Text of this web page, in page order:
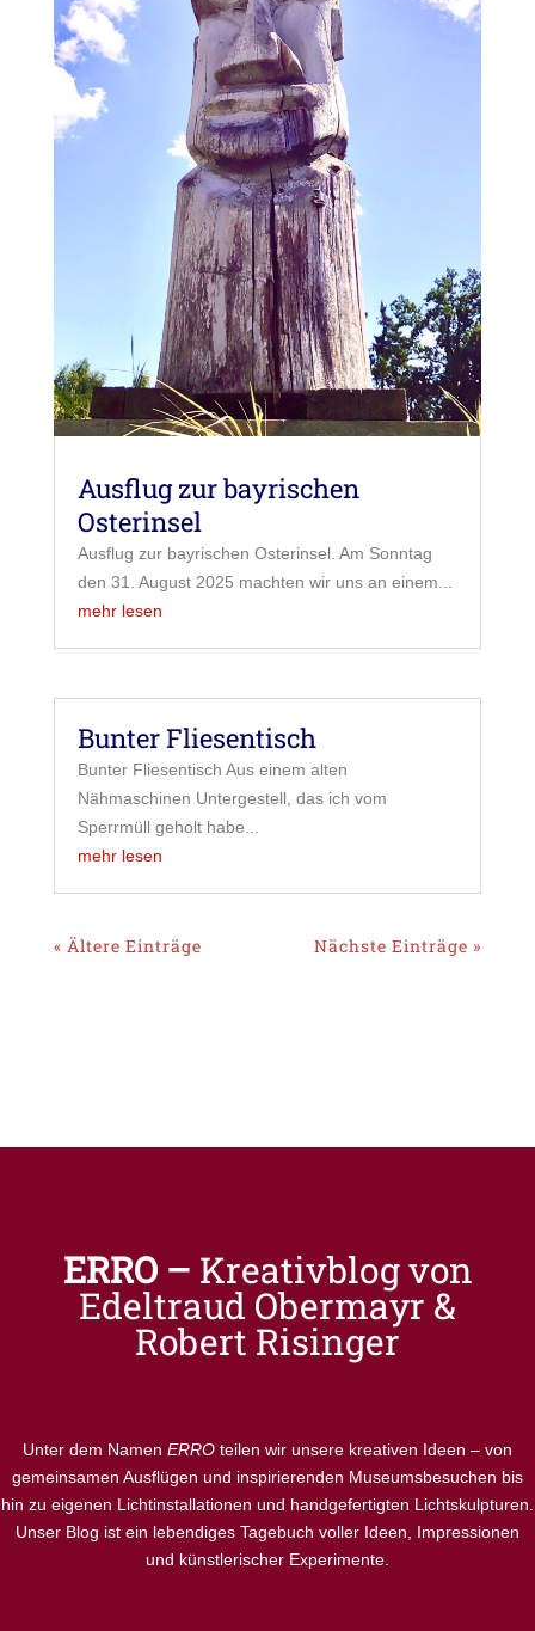
Ausflug zur bayrischen
Osterinsel
Ausflug zur bayrischen Osterinsel. Am Sonntag
den 31. August 2025 machten wir uns an einem...
mehr lesen
Bunter Fliesentisch
Bunter Fliesentisch Aus einem alten
Nähmaschinen Untergestell, das ich vom
Sperrmüll geholt habe...
mehr lesen
« Ältere Einträge Nächste Einträge »
ERRO – Kreativblog von
Edeltraud Obermayr &
Robert Risinger
Unter dem Namen ERRO teilen wir unsere kreativen Ideen – von
gemeinsamen Ausflügen und inspirierenden Museumsbesuchen bis
hin zu eigenen Lichtinstallationen und handgefertigten Lichtskulpturen.
Unser Blog ist ein lebendiges Tagebuch voller Ideen, Impressionen
und künstlerischer Experimente.